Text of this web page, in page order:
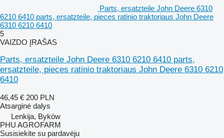
Parts, ersatzteile John Deere 6310
6210 6410 parts, ersatzteile, pieces ratinio traktoriaus John Deere
6310 6210 6410
5
VAIZDO ĮRAŠAS
Parts, ersatzteile John Deere 6310 6210 6410 parts,
ersatzteile, pieces ratinio traktoriaus John Deere 6310 6210
6410
46,45 € 200 PLN
Atsarginė dalys
Lenkija, Byków
PHU AGROFARM
Susisiekite su pardavėju